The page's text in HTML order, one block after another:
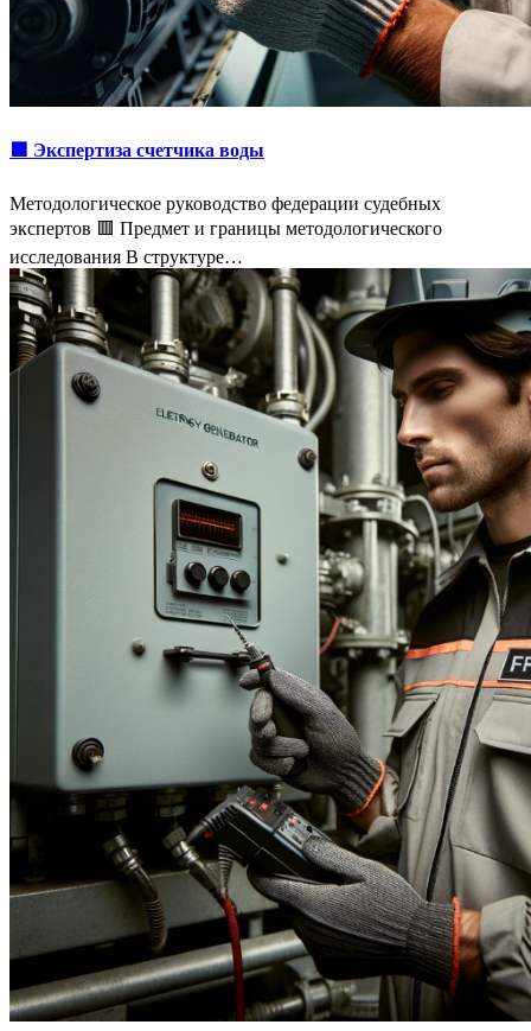
🟩 Экспертиза счетчика воды
Методологическое руководство федерации судебных
экспертов 🟥 Предмет и границы методологического
исследования В структуре…